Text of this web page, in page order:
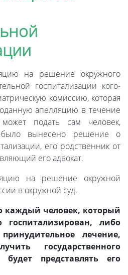
на решение окружного
госпитализации кого-
комиссию, которая
апелляцию в течение
подать сам человек,
было вынесено решение о
его родственник от
его адвокат.
на решение окружной
в окружной суд.
каждый человек, который
госпитализирован, либо
лечение,
государственного
представлять его